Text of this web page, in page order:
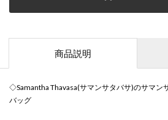
商品説明
◇Samantha Thavasa(サマンサタバサ)のサマン
バッグ